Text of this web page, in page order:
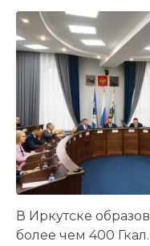
В Иркутске
более чем 400